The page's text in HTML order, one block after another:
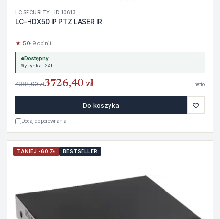
LC SECURITY · ID 10613
LC-HDX50 IP PTZ LASER IR
★ 5.0· 9 opinii
Dostępny
Wysyłka 24h
4384,00 zł3726,40 zł netto
Do koszyka ♡
Dodaj do porównania
TANIEJ -60 ZŁ BESTSELLER